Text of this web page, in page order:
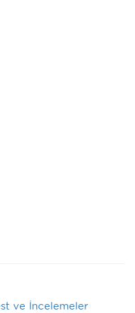
ve İncelemeler